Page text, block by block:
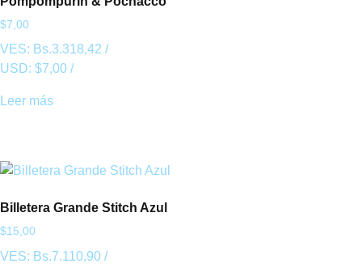
$7,00
VES: Bs.3.318,42 /
USD: $7,00 /
Leer más
Billetera Grande Stitch Azul
$15,00
VES: Bs.7.110,90 /